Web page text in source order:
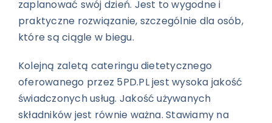
zaplanować swój dzień. Jest to wygodne i
praktyczne rozwiązanie, szczególnie dla osób,
które są ciągle w biegu.
Kolejną zaletą cateringu dietetycznego
oferowanego przez 5PD.PL jest wysoka jakość
świadczonych usług. Jakość używanych
składników jest równie ważna. Stawiamy na